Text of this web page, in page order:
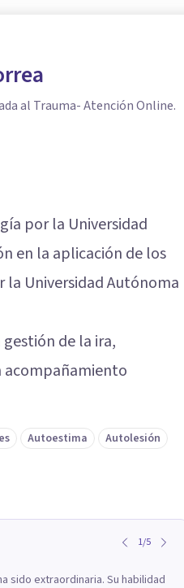
al Trauma- Atención Online.
por la Universidad
en la aplicación de los
la Universidad Autónoma
de la ira,
acompañamiento
Autoestima
Autolesión
1/5
sido extraordinaria. Su habilidad